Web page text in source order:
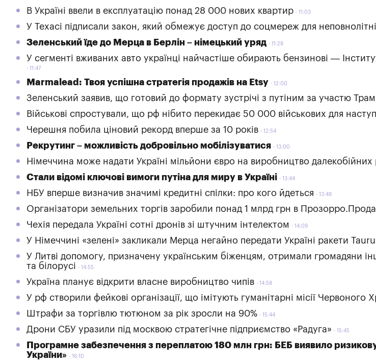
В Україні ввели в експлуатацію понад 28 000 нових квартир 11:03
У Техасі підписали закон, який обмежує доступ до соцмереж для
Зеленський їде до Мерца в Берлін – німецький уряд 11:28
У сегменті вживаних авто українці найчастіше обирають бензинові —
11:47
Marmalead: Твоя успішна стратегія продажів на Etsy 12:00
Зеленський заявив, що готовий до формату зустрічі з путіним за участю
Військові спростували, що рф нібито перекидає 50 000 військових для
Черешня побила ціновий рекорд вперше за 10 років 12:54
Рекрутинг – можливість добровільно мобілізуватися 13:00
Німеччина може надати Україні мільйони євро на виробництво далекобійних
Стали відомі ключові вимоги путіна для миру в Україні 13:44
НБУ вперше визначив значимі кредитні спілки: про кого йдеться 13:49
Організатори земельних торгів заробили понад 1 млрд грн в
Чехія передала Україні сотні дронів зі штучним інтелектом 14:09
У Німеччині «зелені» закликали Мерца негайно передати Україні ракети
У Литві допомогу, призначену українським біженцям, отримали громадяни
та білорусі
14:55
Україна планує відкрити власне виробництво чипів 14:58
У рф створили фейкові організації, що імітують гуманітарні місії Червоного
Штрафи за торгівлю тютюном за рік зросли на 90% 15:44
Дрони СБУ уразили під москвою стратегічне підприємство «Радуга» 15:45
Програмне забезпечення з переплатою 180 млн грн: БЕБ виявило
України»
16:10